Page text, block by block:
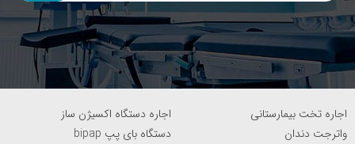
اجاره تخت بیمارستانی
اجاره دستگاه اکسیژن ساز
واترجت دندان
دستگاه بای پپ bipap